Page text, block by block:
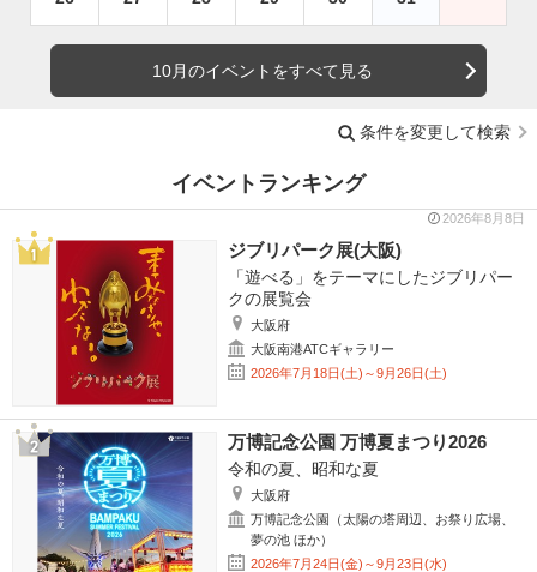
10月のイベントをすべて見る
条件を変更して検索
イベントランキング
2026年8月8日
ジブリパーク展(大阪)
「遊べる」をテーマにしたジブリパー
クの展覧会
大阪府
大阪南港ATCギャラリー
2026年7月18日(土)～9月26日(土)
万博記念公園 万博夏まつり2026
令和の夏、昭和な夏
大阪府
万博記念公園（太陽の塔周辺、お祭り広場、
夢の池 ほか）
2026年7月24日(金)～9月23日(水)